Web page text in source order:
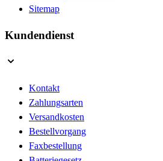
Sitemap
Kundendienst
Kontakt
Zahlungsarten
Versandkosten
Bestellvorgang
Faxbestellung